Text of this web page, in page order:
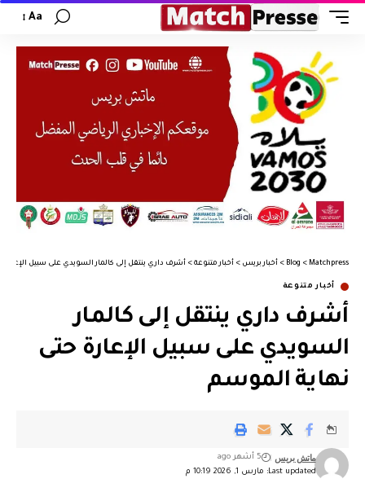
Aa
Matchpress
>
Blog
> أخبار بريس > أخبار متنوعة > أشرف داري ينتقل إلى كالمار السويدي على سبيل الإعارة
أخبار متنوعة
أشرف داري ينتقل إلى كالمار
السويدي على سبيل الإعارة حتى
نهاية الموسم
Last updated: مارس 1, 2026 10:19 م
ماتش بريس 5 أشهر ago